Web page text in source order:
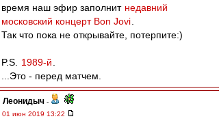
время наш эфир заполнит недавний
московский концерт Bon Jovi
Так что пока не открывайте, потерпите:)
P.S. 1989-й
...Это - перед матчем.
Леонидыч -
01 июн 2019 13:22